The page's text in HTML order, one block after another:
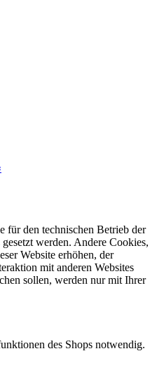
für den technischen Betrieb der
werden. Andere Cookies,
Website erhöhen, der
mit anderen Websites
sollen, werden nur mit Ihrer
des Shops notwendig.